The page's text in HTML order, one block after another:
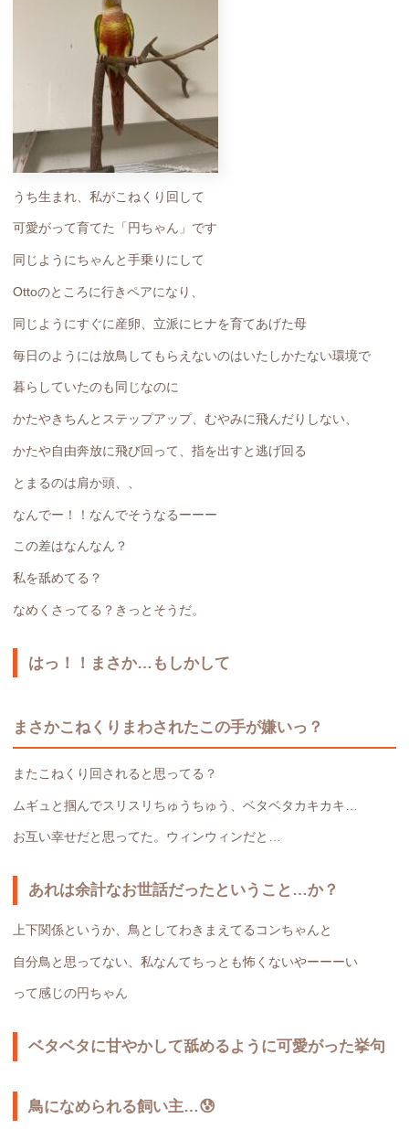
うち生まれ、私がこねくり回して
可愛がって育てた「円ちゃん」です
同じようにちゃんと手乗りにして
Ottoのところに行きペアになり、
同じようにすぐに産卵、立派にヒナを育てあげた母
毎日のようには放鳥してもらえないのはいたしかたない環境で
暮らしていたのも同じなのに
かたやきちんとステップアップ、むやみに飛んだりしない、
かたや自由奔放に飛び回って、指を出すと逃げ回る
とまるのは肩か頭、、
なんでー！！なんでそうなるーーー
この差はなんなん？
私を舐めてる？
なめくさってる？きっとそうだ。
はっ！！まさか…もしかして
まさかこねくりまわされたこの手が嫌いっ？
またこねくり回されると思ってる？
ムギュと掴んでスリスリちゅうちゅう、ベタベタカキカキ…
お互い幸せだと思ってた。ウィンウィンだと…
あれは余計なお世話だったということ…か？
上下関係というか、鳥としてわきまえてるコンちゃんと
自分鳥と思ってない、私なんてちっとも怖くないやーーーい
って感じの円ちゃん
ベタベタに甘やかして舐めるように可愛がった挙句
鳥になめられる飼い主…😰